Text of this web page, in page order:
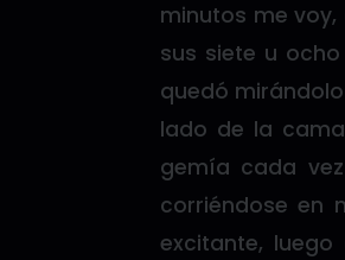
minutos me
sus siete u
quedó
lado de la
gemía cada
corriéndose en
excitante,